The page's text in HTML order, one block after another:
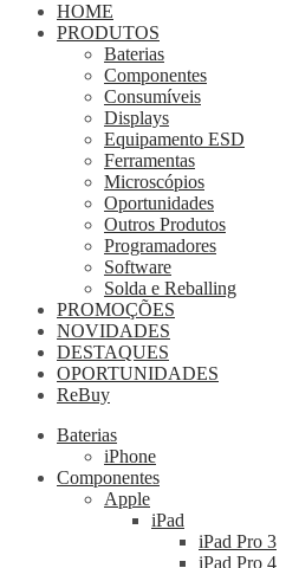
HOME
PRODUTOS
Baterias
Componentes
Consumíveis
Displays
Equipamento ESD
Ferramentas
Microscópios
Oportunidades
Outros Produtos
Programadores
Software
Solda e Reballing
PROMOÇÕES
NOVIDADES
DESTAQUES
OPORTUNIDADES
ReBuy
Baterias
iPhone
Componentes
Apple
iPad
iPad Pro 3
iPad Pro 4